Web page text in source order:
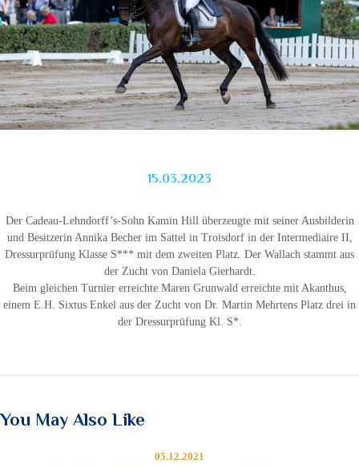
15.03.2023
Der Cadeau-Lehndorff’s-Sohn Kamin Hill überzeugte mit seiner Ausbilderin
und Besitzerin Annika Becher im Sattel in Troisdorf in der Intermediaire II,
Dressurprüfung Klasse S*** mit dem zweiten Platz. Der Wallach stammt aus
der Zucht von Daniela Gierhardt.
Beim gleichen Turnier erreichte Maren Grunwald erreichte mit Akanthus,
einem E.H. Sixtus Enkel aus der Zucht von Dr. Martin Mehrtens Platz drei in
der Dressurprüfung Kl. S*.
You May Also Like
05.12.2021